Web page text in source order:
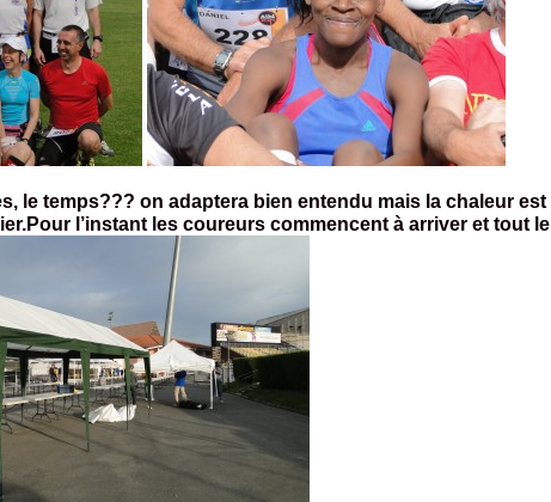
le temps??? on adaptera bien entendu mais la chaleur est
l’instant les coureurs commencent à arriver et tout le